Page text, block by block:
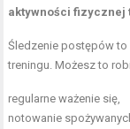
aktywności fizycznej
Śledzenie postępów to
treningu. Możesz to
regularne ważenie się,
notowanie